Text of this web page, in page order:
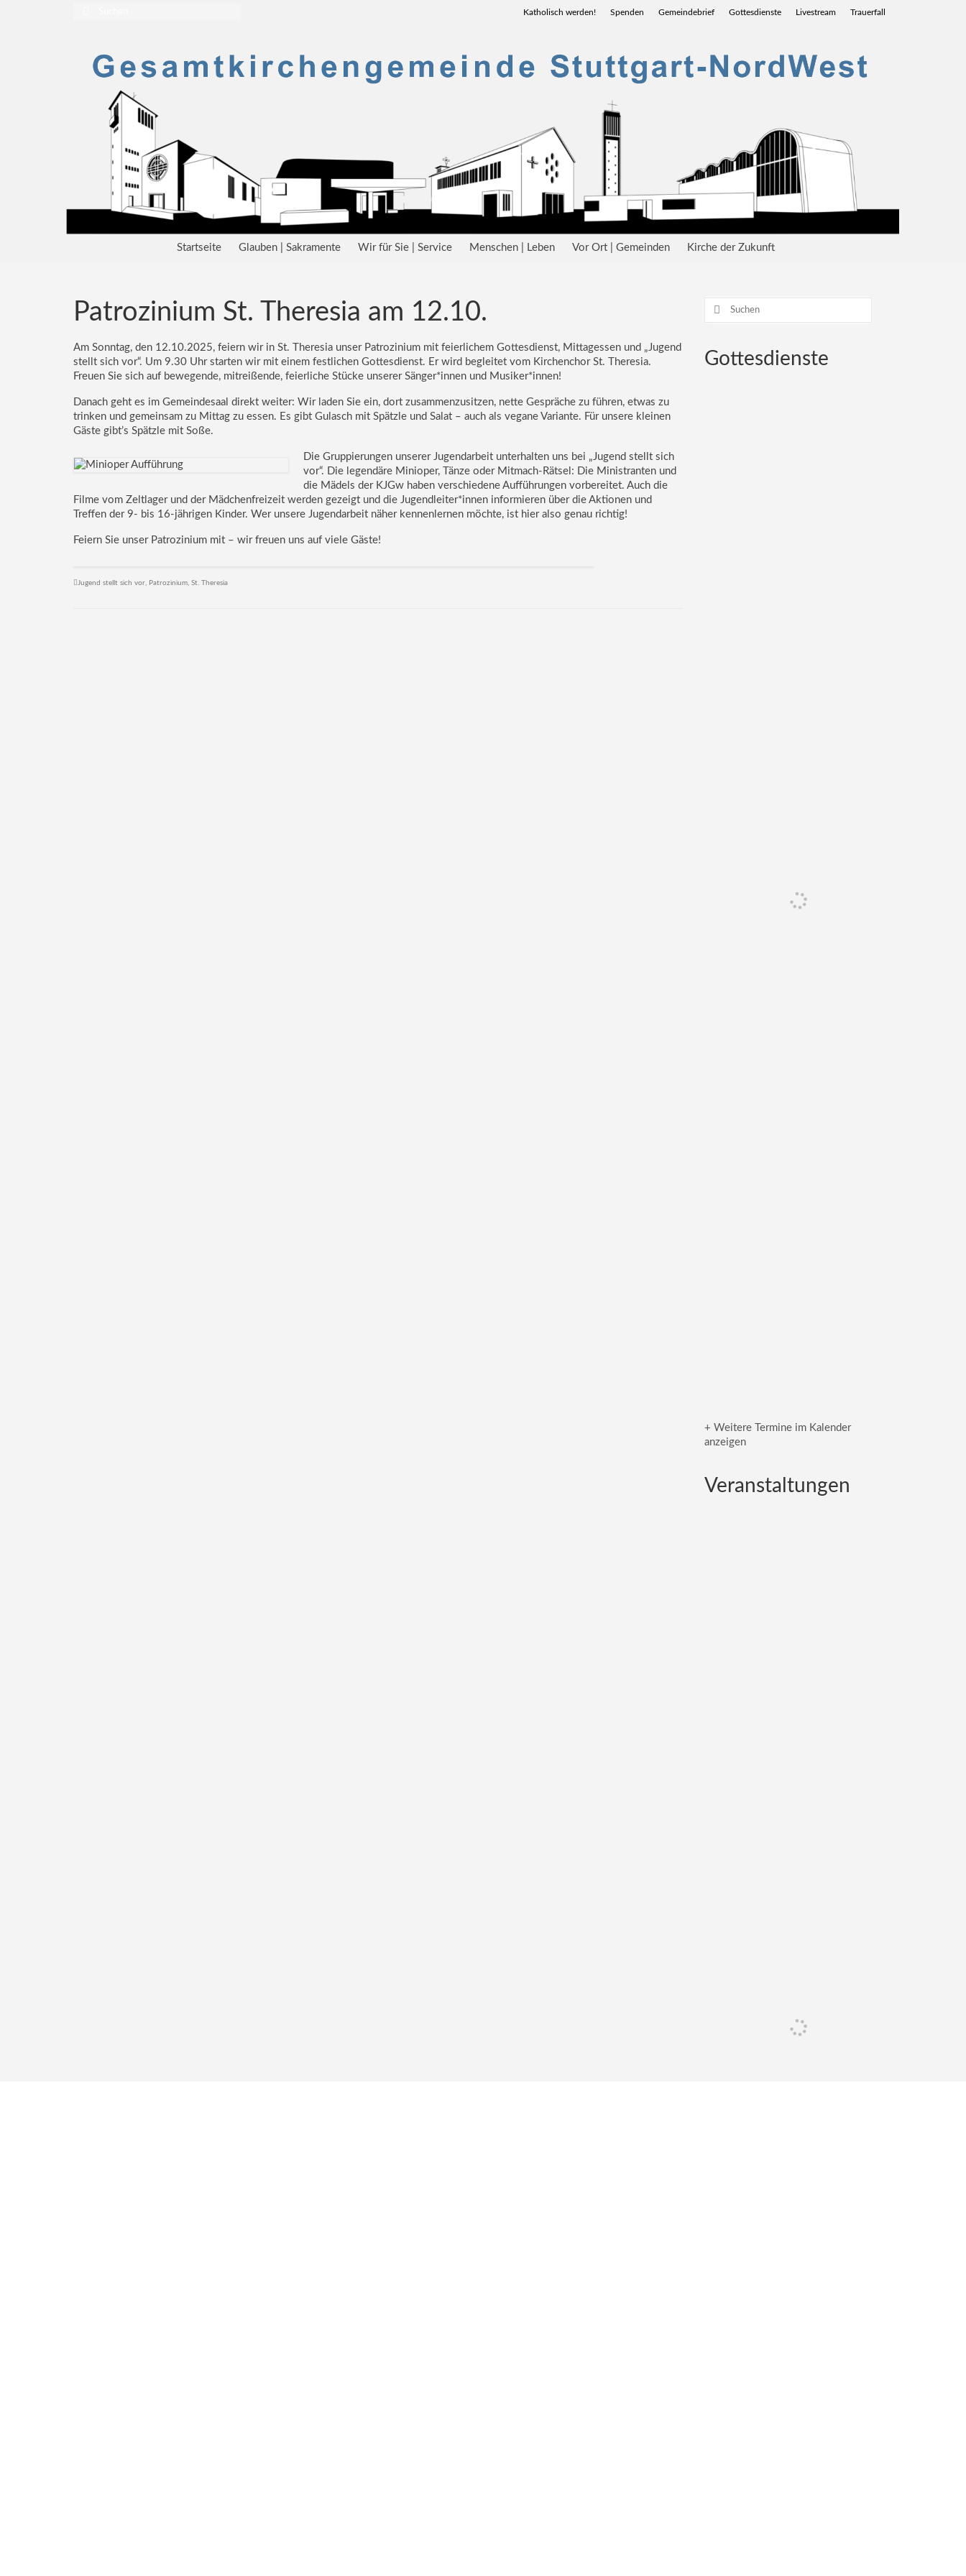
Katholisch werden! Spenden Gemeindebrief Gottesdienste Livestream Trauerfall
Startseite Glauben | Sakramente Wir für Sie | Service Menschen | Leben Vor Ort | Gemeinden Kirche der Zukunft
Patrozinium St. Theresia am 12.10.
Am Sonntag, den 12.10.2025, feiern wir in St. Theresia unser Patrozinium mit feierlichem Gottesdienst, Mittagessen und „Jugend
stellt sich vor“. Um 9.30 Uhr starten wir mit einem festlichen Gottesdienst. Er wird begleitet vom Kirchenchor St. Theresia.
Freuen Sie sich auf bewegende, mitreißende, feierliche Stücke unserer Sänger*innen und Musiker*innen!
Danach geht es im Gemeindesaal direkt weiter: Wir laden Sie ein, dort zusammenzusitzen, nette Gespräche zu führen, etwas zu
trinken und gemeinsam zu Mittag zu essen. Es gibt Gulasch mit Spätzle und Salat – auch als vegane Variante. Für unsere kleinen
Gäste gibt’s Spätzle mit Soße.
Die Gruppierungen unserer Jugendarbeit unterhalten uns bei „Jugend stellt sich
vor“. Die legendäre Minioper, Tänze oder Mitmach-Rätsel: Die Ministranten und
die Mädels der KJGw haben verschiedene Aufführungen vorbereitet. Auch die
Filme vom Zeltlager und der Mädchenfreizeit werden gezeigt und die Jugendleiter*innen informieren über die Aktionen und
Treffen der 9- bis 16-jährigen Kinder. Wer unsere Jugendarbeit näher kennenlernen möchte, ist hier also genau richtig!
Feiern Sie unser Patrozinium mit – wir freuen uns auf viele Gäste!
Jugend stellt sich vor, Patrozinium, St. Theresia
Suchen
Gottesdienste
+ Weitere Termine im Kalender
anzeigen
Veranstaltungen